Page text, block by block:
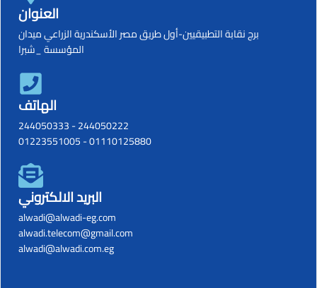
العنوان
برج نقابة التطبيقيين-أول طريق مصر الأسكندرية الزراعي ميدان
المؤسسة _شبرا
الهاتف
244050222
-
244050333
01110125880
-
01223551005
البريد الالكتروني
alwadi@alwadi-eg.com
alwadi.telecom@gmail.com
alwadi@alwadi.com.eg